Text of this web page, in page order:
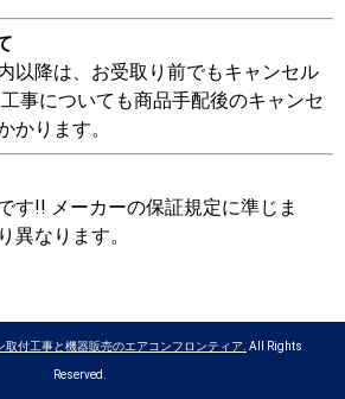
以降は、お受取り前でもキャンセル
事についても商品手配後のキャンセ
かります。
す!! メーカーの保証規定に準じま
異なります。
取付工事と機器販売のエアコンフロンティア. All Rights
Reserved.